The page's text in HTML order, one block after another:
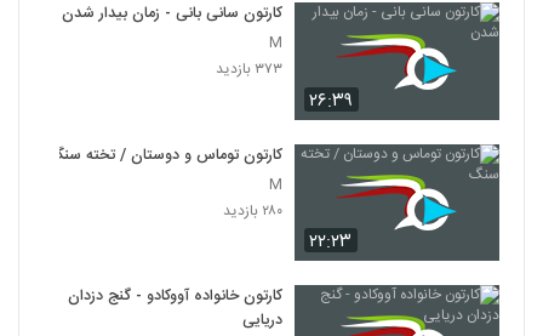
۲۶:۳۹
کارتون سانی بانی - زمان بیدار شدن
M
۳۷۳ بازدید
۲۲:۲۳
کارتون توماس و دوستان / تخته سنگ
M
۲۸۰ بازدید
کارتون خانواده آووکادو - گنج دزدان
دریایی